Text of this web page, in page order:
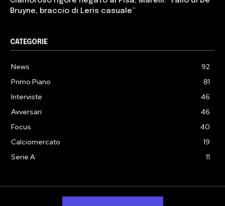
Bruyne, braccio di Leris casuale”
CATEGORIE
News
92
Primo Piano
81
Interviste
46
Avversari
46
Focus
40
Calciomercato
19
Serie A
11